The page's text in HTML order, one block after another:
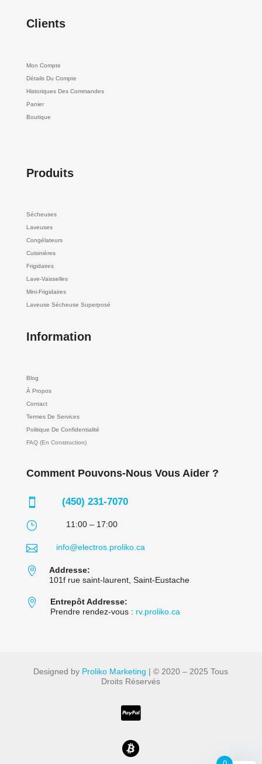
Clients
Mon Compte
Détails Du Compte
Historiques Des Commandes
Panier
Boutique
Produits
Sécheuses
Laveuses
Congélateurs
Cuisinières
Frigidaires
Lave-Vaisselles
Mini-Frigidaires
Laveuse Sécheuse Superposé
Information
Blog
À Propos
Contact
Termes De Services
Politique De Confidentialité
FAQ (En Construction)
Comment Pouvons-Nous Vous Aider ?
 (450) 231-7070
} 11:00 – 17:00
 info@electros.proliko.ca

Addresse:
101f rue saint-laurent, Saint-Eustache

Entrepôt Addresse:
Prendre rendez-vous : rv.proliko.ca
Designed by Proliko Marketing | © 2020 – 2025 Tous
Droits Réservés

